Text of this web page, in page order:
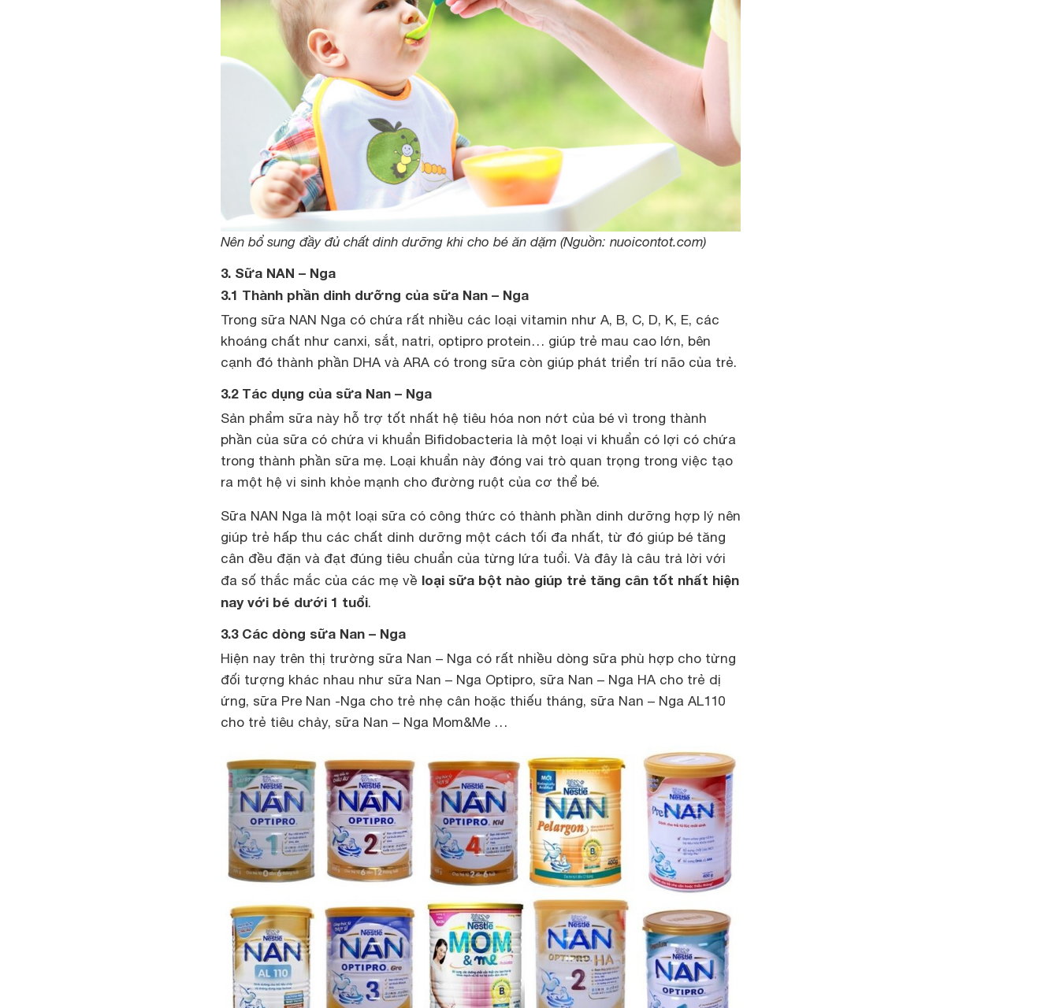
Nên bổ sung đầy đủ chất dinh dưỡng khi cho bé ăn dặm (Nguồn: nuoicontot.com)
3. Sữa NAN – Nga
3.1 Thành phần dinh dưỡng của sữa Nan – Nga
Trong sữa NAN Nga có chứa rất nhiều các loại vitamin như A, B, C, D, K, E, các
khoáng chất như canxi, sắt, natri, optipro protein… giúp trẻ mau cao lớn, bên
cạnh đó thành phần DHA và ARA có trong sữa còn giúp phát triển trí não của trẻ.
3.2 Tác dụng của sữa Nan – Nga
Sản phẩm sữa này hỗ trợ tốt nhất hệ tiêu hóa non nớt của bé vì trong thành
phần của sữa có chứa vi khuẩn Bifidobacteria là một loại vi khuẩn có lợi có chứa
trong thành phần sữa mẹ. Loại khuẩn này đóng vai trò quan trọng trong việc tạo
ra một hệ vi sinh khỏe mạnh cho đường ruột của cơ thể bé.
Sữa NAN Nga là một loại sữa có công thức có thành phần dinh dưỡng hợp lý nên
giúp trẻ hấp thu các chất dinh dưỡng một cách tối đa nhất, từ đó giúp bé tăng
cân đều đặn và đạt đúng tiêu chuẩn của từng lứa tuổi. Và đây là câu trả lời với
đa số thắc mắc của các mẹ về loại sữa bột nào giúp trẻ tăng cân tốt nhất hiện
nay với bé dưới 1 tuổi.
3.3 Các dòng sữa Nan – Nga
Hiện nay trên thị trường sữa Nan – Nga có rất nhiều dòng sữa phù hợp cho từng
đối tượng khác nhau như sữa Nan – Nga Optipro, sữa Nan – Nga HA cho trẻ dị
ứng, sữa Pre Nan -Nga cho trẻ nhẹ cân hoặc thiếu tháng, sữa Nan – Nga AL110
cho trẻ tiêu chảy, sữa Nan – Nga Mom&Me …